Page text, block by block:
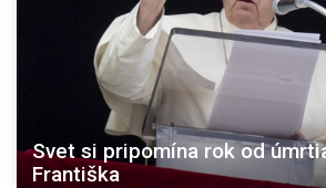
Svet si pripomína rok od
Františka